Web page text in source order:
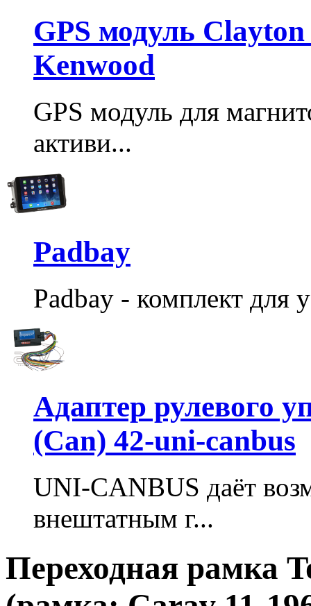
GPS модуль
Kenwood
GPS модуль для
активи...
Padbay
Padbay - комплект для
Адаптер рулевого
(Can) 42-uni-canbus
UNI-CANBUS даёт
внештатным г...
Переходная рамка